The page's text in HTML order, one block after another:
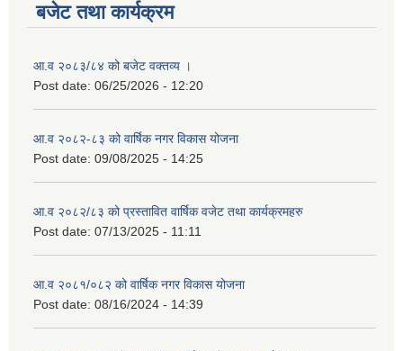
बजेट तथा कार्यक्रम
आ.व २०८३/८४ को बजेट वक्तव्य ।
Post date: 06/25/2026 - 12:20
आ.व २०८२-८३ को वार्षिक नगर विकास योजना
Post date: 09/08/2025 - 14:25
आ.व २०८२/८३ को प्रस्तावित वार्षिक वजेट तथा कार्यक्रमहरु
Post date: 07/13/2025 - 11:11
आ.व २०८१/०८२ को वार्षिक नगर विकास योजना
Post date: 08/16/2024 - 14:39